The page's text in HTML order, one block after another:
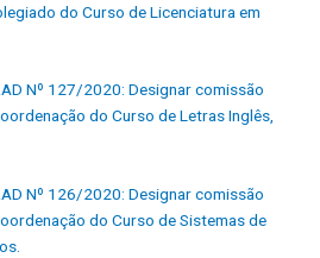
do Curso de Licenciatura em
Nº 127/2020: Designar comissão
do Curso de Letras Inglês,
Nº 126/2020: Designar comissão
do Curso de Sistemas de